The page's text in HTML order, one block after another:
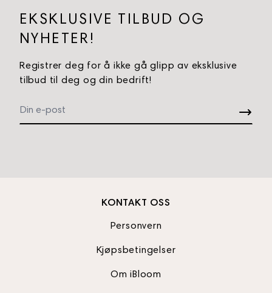
KONTAKT OSS
Personvern
Kjøpsbetingelser
Om iBloom
EKSKLUSIVE TILBUD OG
NYHETER!
Registrer deg for å ikke gå glipp av eksklusive
tilbud til deg og din bedrift!